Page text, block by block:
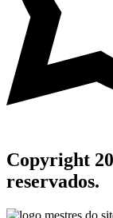
Copyright
reservados.